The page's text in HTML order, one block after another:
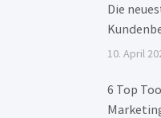
Die
10. April
6 Top